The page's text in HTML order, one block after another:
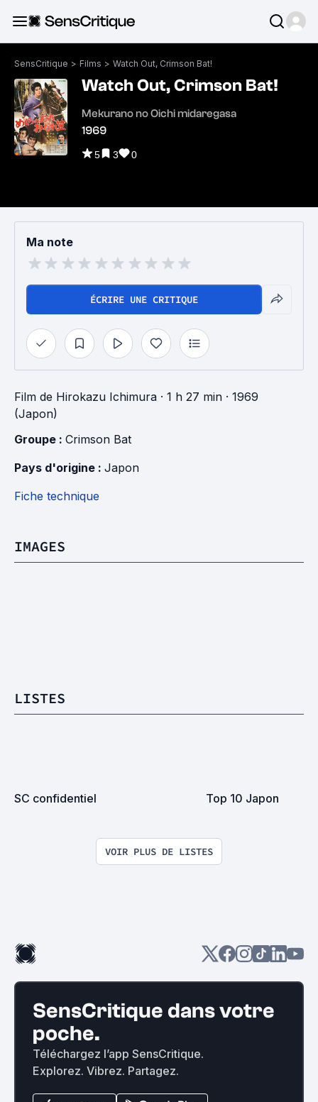
SensCritique > Films > Watch Out, Crimson Bat!
Watch Out, Crimson Bat!
Mekurano no Oichi midaregasa
1969
5 3 0
Ma note
ÉCRIRE UNE CRITIQUE
Film de Hirokazu Ichimura · 1 h 27 min · 1969
(Japon)
Groupe : Crimson Bat
Pays d'origine : Japon
Fiche technique
IMAGES
LISTES
SC confidentiel Top 10 Japon
VOIR PLUS DE LISTES
SensCritique dans votre
poche.
Téléchargez l’app SensCritique.
Explorez. Vibrez. Partagez.